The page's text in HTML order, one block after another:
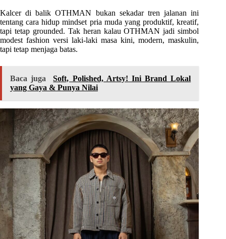
Kalcer di balik OTHMAN bukan sekadar tren jalanan ini
tentang cara hidup mindset pria muda yang produktif, kreatif,
tapi tetap grounded. Tak heran kalau OTHMAN jadi simbol
modest fashion versi laki-laki masa kini, modern, maskulin,
tapi tetap menjaga batas.
Baca juga
Soft, Polished, Artsy! Ini Brand Lokal
yang Gaya & Punya Nilai